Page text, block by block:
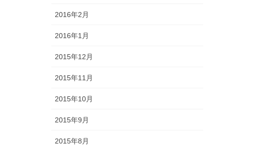
2016年2月
2016年1月
2015年12月
2015年11月
2015年10月
2015年9月
2015年8月